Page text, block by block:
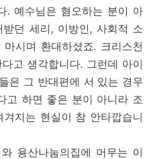
. 예수님은 혐오하는 분이 아
받던 세리, 이방인, 사회적 소
시며 환대하셨죠. 크리스천
고 생각합니다. 그런데 아이
은 그 반대편에 서 있는 경우
고 하면 좋은 분이 아니라 조
지는 현실이 참 안타깝습니
용산나눔의집에 머무는 이